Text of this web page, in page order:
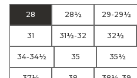
28 28½ 29-29½
31 31½-32 32½
34-34½ 35 35½